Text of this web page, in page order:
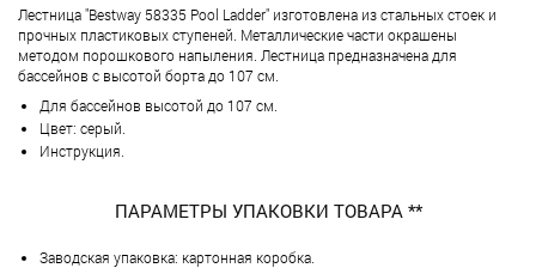
Лестница "Bestway 58335 Pool Ladder" изготовлена из стальных стоек и
прочных пластиковых ступеней. Металлические части окрашены
методом порошкового напыления. Лестница предназначена для
бассейнов с высотой борта до 107 см.
Для бассейнов высотой до 107 см.
Цвет: серый.
Инструкция.
ПАРАМЕТРЫ УПАКОВКИ ТОВАРА **
Заводская упаковка: картонная коробка.